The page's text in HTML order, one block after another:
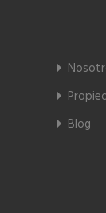
Blog